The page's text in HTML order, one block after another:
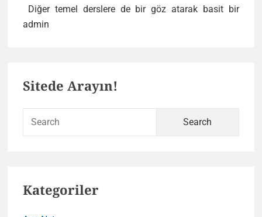
Diğer temel derslere de bir göz atarak basit bir
admin
Sitede Arayın!
Kategoriler